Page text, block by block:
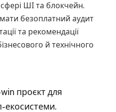
ШІ та блокчейн.
безоплатний аудит
та рекомендації
й технічного
проєкт для
екосистеми.